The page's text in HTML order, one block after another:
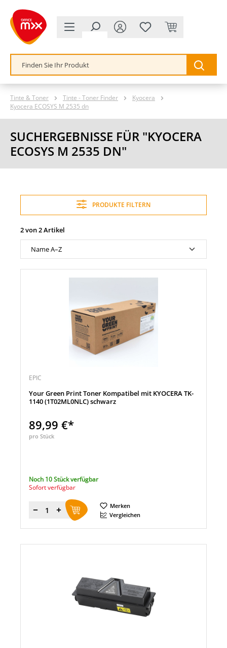
springen
Tinte & Toner Tinte - Toner Finder
Kyocera
Kyocera ECOSYS M 2535 dn
SUCHERGEBNISSE FÜR "KYOCERA
ECOSYS M 2535 DN"
PRODUKTE FILTERN
2 von 2 Artikel
EPIC
Your Green Print Toner Kompatibel mit KYOCERA TK-
1140 (1T02ML0NLC) schwarz
89,99 €*
pro Stück
Noch 10 Stück verfügbar
Sofort verfügbar
Menge
Merken
Vergleichen